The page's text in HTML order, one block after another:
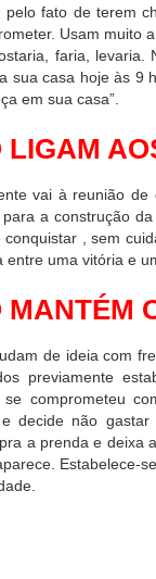
pelo fato de terem
Usam muito
faria, levaria.
sua casa hoje às 9
em sua casa”.
LIGAM
vai à reunião
para a construção
conquistar , sem
entre uma vitória e
MANTÉM
de ideia com
previamente
comprometeu
decide não
a prenda e deixa
Estabelece-